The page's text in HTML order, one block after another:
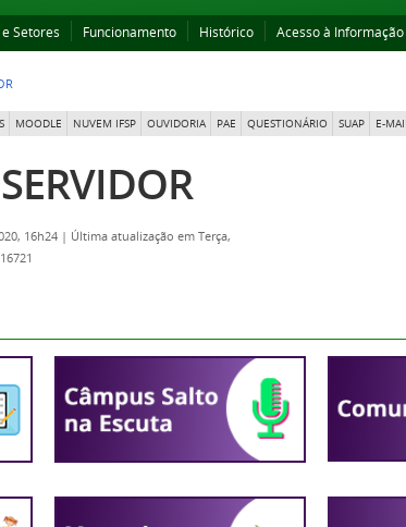
Setores Funcionamento Histórico Acesso à Informação
MOODLE NUVEM IFSP OUVIDORIA PAE QUESTIONÁRIO SUAP E-
16h24 | Última atualização em Terça,